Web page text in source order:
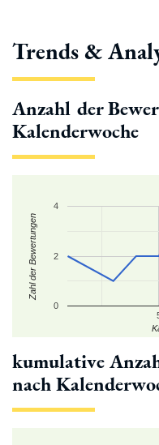
Trends &
Anzahl der
Kalenderwoche
0
2
4
Zahl der Bewertungen
kumulative
nach